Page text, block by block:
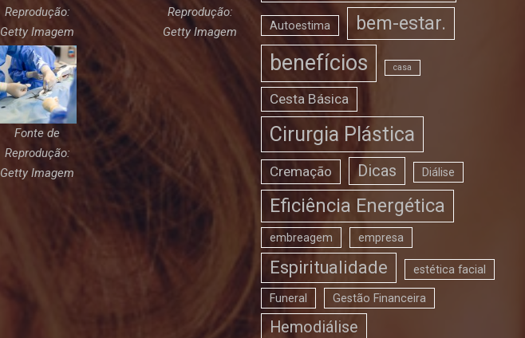
Reprodução:
Getty Imagem
Reprodução:
Getty Imagem
Fonte de
Reprodução:
Getty Imagem
Autoestima bem-estar.
benefícios casa
Cesta Básica
Cirurgia Plástica
Cremação Dicas Diálise
Eficiência Energética
embreagem empresa
Espiritualidade estética facial
Funeral Gestão Financeira
Hemodiálise